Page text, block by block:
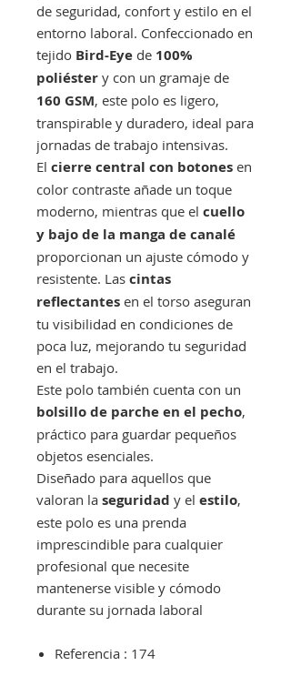
de seguridad, confort y estilo en el
entorno laboral. Confeccionado en
tejido Bird-Eye de 100%
poliéster y con un gramaje de
160 GSM, este polo es ligero,
transpirable y duradero, ideal para
jornadas de trabajo intensivas.
El cierre central con botones en
color contraste añade un toque
moderno, mientras que el cuello
y bajo de la manga de canalé
proporcionan un ajuste cómodo y
resistente. Las cintas
reflectantes en el torso aseguran
tu visibilidad en condiciones de
poca luz, mejorando tu seguridad
en el trabajo.
Este polo también cuenta con un
bolsillo de parche en el pecho,
práctico para guardar pequeños
objetos esenciales.
Diseñado para aquellos que
valoran la seguridad y el estilo,
este polo es una prenda
imprescindible para cualquier
profesional que necesite
mantenerse visible y cómodo
durante su jornada laboral
Referencia : 174